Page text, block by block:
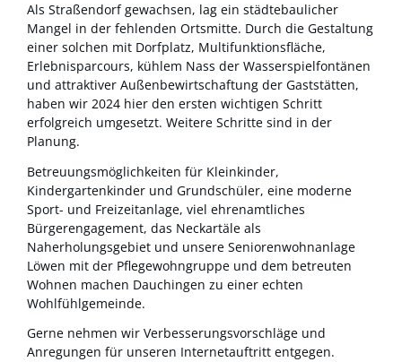
Als Straßendorf gewachsen, lag ein städtebaulicher
Mangel in der fehlenden Ortsmitte. Durch die Gestaltung
einer solchen mit Dorfplatz, Multifunktionsfläche,
Erlebnisparcours, küh­lem Nass der Wasserspielfon­tä­nen
und attraktiver Außenbewirtschaftung der Gaststätten,
haben wir 2024 hier den ersten wichtigen Schritt
erfolgreich umgesetzt. Weitere Schritte sind in der
Planung.
Betreuungsmöglichkeiten für Kleinkinder,
Kindergartenkinder und Grundschüler, eine moderne
Sport- und Freizeitanlage, viel ehrenamtliches
Bürgerengagement, das Neckartäle als
Naherholungsgebiet und unsere Seniorenwohnanlage
Löwen mit der Pflegewohngruppe und dem betreuten
Wohnen machen Dauchingen zu einer echten
Wohlfühlgemeinde.
Gerne nehmen wir Verbesserungsvorschläge und
Anregungen für unseren Internetauftritt entgegen.